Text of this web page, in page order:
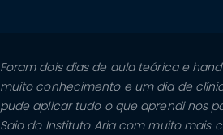
Foram dois dias de aula teórica e
muito conhecimento e um dia de
pude aplicar tudo o que aprendi nos
Saio do Instituto Aria com muito mais